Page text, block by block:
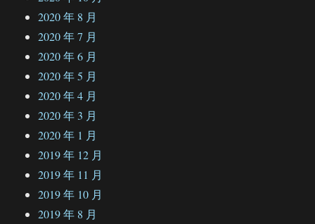
2020 年 8 月
2020 年 7 月
2020 年 6 月
2020 年 5 月
2020 年 4 月
2020 年 3 月
2020 年 1 月
2019 年 12 月
2019 年 11 月
2019 年 10 月
2019 年 8 月